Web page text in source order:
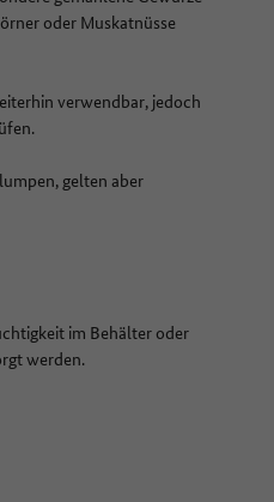
oder Muskatnüsse
verwendbar, jedoch
gelten aber
im Behälter oder
werden.